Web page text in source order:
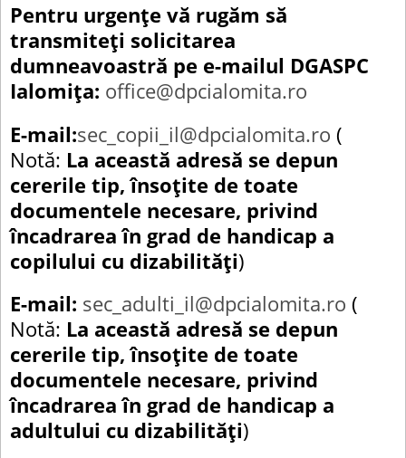
Pentru urgențe vă rugăm să
transmiteți solicitarea
dumneavoastră pe e-mailul DGASPC
Ialomița: office@dpcialomita.ro
E-mail:sec_copii_il@dpcialomita.ro (
Notă: La această adresă se depun
cererile tip, însoțite de toate
documentele necesare, privind
încadrarea în grad de handicap a
copilului cu dizabilități)
E-mail: sec_adulti_il@dpcialomita.ro (
Notă: La această adresă se depun
cererile tip, însoțite de toate
documentele necesare, privind
încadrarea în grad de handicap a
adultului cu dizabilități)